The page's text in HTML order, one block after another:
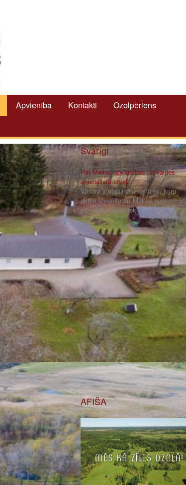
Apvienība Kontakti
Ozolpēriens
Svarīgi
Par Maltas apvienības pārvaldes
speciālistu atvaļi...
Vasara ir atvaļinājumu laiks, kuru
aktīvi izmanto arī Maltas apvienības
pārvaldes darbinieki [ ... ]
AFIŠA